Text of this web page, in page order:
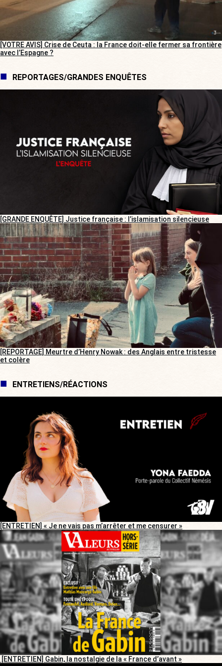
[VOTRE AVIS] Crise de Ceuta : la France doit-elle fermer sa frontière
avec l’Espagne ?
REPORTAGES/GRANDES ENQUÊTES
[GRANDE ENQUÊTE] Justice française : l’islamisation silencieuse
[REPORTAGE] Meurtre d’Henry Nowak : des Anglais entre tristesse
et colère
ENTRETIENS/RÉACTIONS
[ENTRETIEN] « Je ne vais pas m’arrêter et me censurer »
[ENTRETIEN] Gabin, la nostalgie de la « France d’avant »